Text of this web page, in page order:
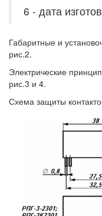
6 - дата
Габаритные и
рис.2.
Электрические
рис.3 и 4.
Схема защиты